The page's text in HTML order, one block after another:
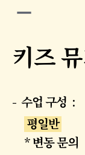
remove
키즈
- 수업 구성 :
평일반
* 변동 문의